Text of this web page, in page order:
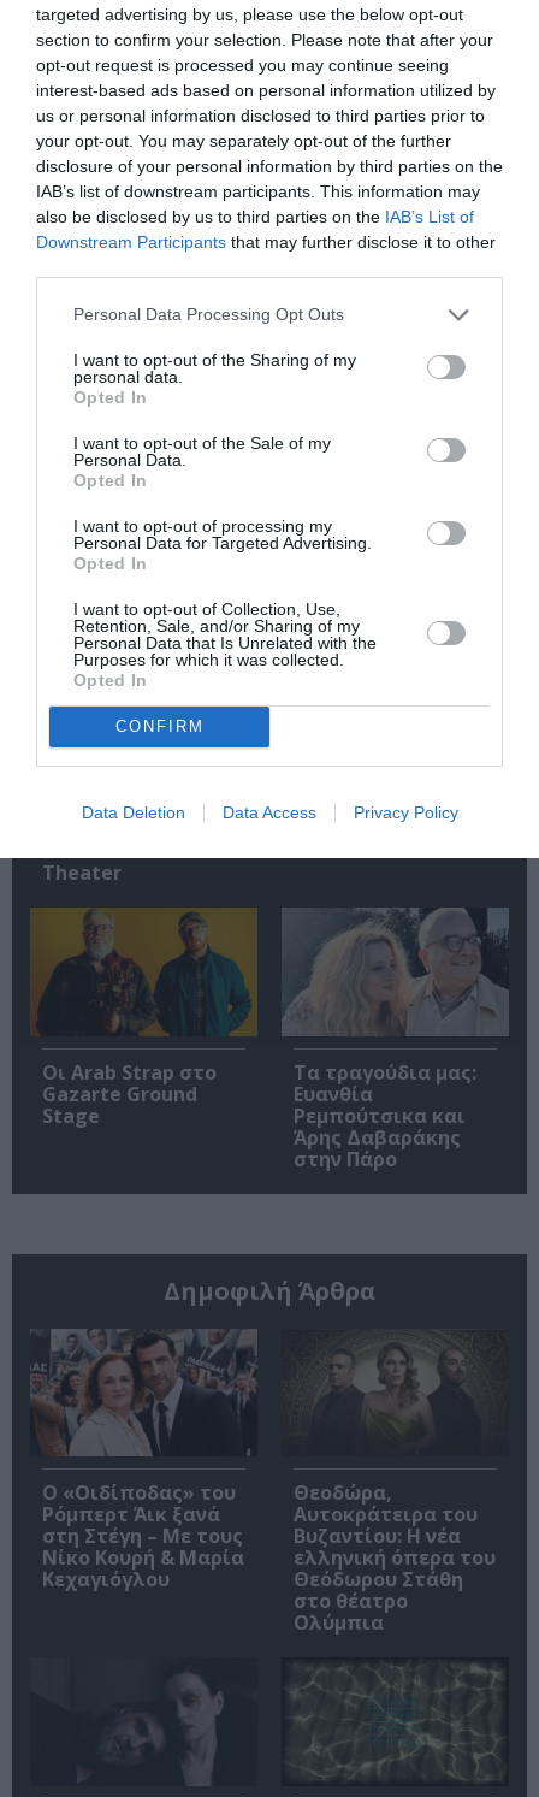
targeted advertising by us, please use the below opt-out
section to confirm your selection. Please note that after your
opt-out request is processed you may continue seeing
interest-based ads based on personal information utilized by
us or personal information disclosed to third parties prior to
your opt-out. You may separately opt-out of the further
disclosure of your personal information by third parties on the
IAB’s list of downstream participants. This information may
also be disclosed by us to third parties on the IAB’s List of
Downstream Participants that may further disclose it to other
Personal Data Processing Opt Outs
I want to opt-out of the Sharing of my
personal data.
Opted In
I want to opt-out of the Sale of my
Personal Data.
Opted In
I want to opt-out of processing my
Personal Data for Targeted Advertising.
Opted In
I want to opt-out of Collection, Use,
Retention, Sale, and/or Sharing of my
Personal Data that Is Unrelated with the
Purposes for which it was collected.
Opted In
CONFIRM
Data Deletion Data Access Privacy Policy
Νέοι Διαγωνισμοί❯
Tags
ΓΙΑΝΝΗΣ ΜΠΕΖΟΣ
ΕΝΤΕΧΝΟ - ΛΑΪΚΟ - ΠΑΡΑΔΟΣΙΑΚΗ
ΜΙΚΗΣ ΘΕΟΔΩΡΑΚΗΣ
ΣΥΝΑΥΛΙΕΣ 2022
Newsletter
Ακολουθήστε το Culturenow.gr
Tribute: Μια
μοναδική συναυλία
Theater
Farewell: Οι Uriah
Heep στο Floyd
Οι Arab Strap στο
Gazarte Ground
Stage
Τα τραγούδια μας:
Ευανθία
Ρεμπούτσικα και
Άρης Δαβαράκης
στην Πάρο
Δημοφιλή Άρθρα
O «Οιδίποδας» του
Ρόμπερτ Άικ ξανά
στη Στέγη – Με τους
Νίκο Κουρή & Μαρία
Κεχαγιόγλου
Θεοδώρα,
Αυτοκράτειρα του
Βυζαντίου: Η νέα
ελληνική όπερα του
Θεόδωρου Στάθη
στο θέατρο
Ολύμπια